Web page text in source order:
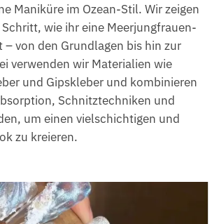
Maniküre im Ozean-Stil. Wir zeigen
wie ihr eine Meerjungfrauen-
– von den Grundlagen bis hin zur
verwenden wir Materialien wie
und Gipskleber und kombinieren
Schnitztechniken und
um einen vielschichtigen und
zu kreieren.